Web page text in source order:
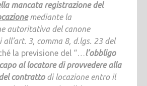
mancata registrazione del
mediante la
autoritativa del canone
all’art. 3, comma 8, d.lgs. 23 del
la previsione del “…l’obbligo
al locatore di provvedere alla
contrattodi locazione entro il